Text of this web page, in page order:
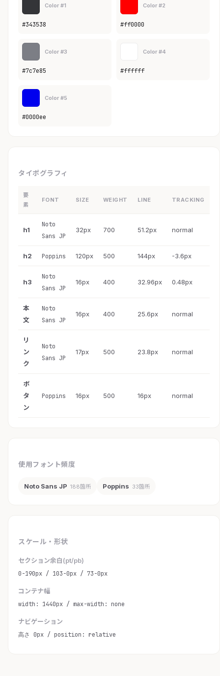
Color #1
#343538
Color #2
#ff0000
Color #3
#7c7e85
Color #4
#ffffff
Color #5
#0000ee
タイポグラフィ
要
素
FONT SIZE WEIGHT LINE TRACKING
h1
Noto
Sans JP
32px 700 51.2px normal
h2 Poppins 120px 500 144px -3.6px
h3
Noto
Sans JP
16px 400 32.96px 0.48px
本
文
Noto
Sans JP
16px 400 25.6px normal
リ
ン
ク
Noto
Sans JP
17px 500 23.8px normal
ボ
タ
ン
Poppins 16px 500 16px normal
使用フォント頻度
Noto Sans JP 188箇所 Poppins 33箇所
スケール・形状
セクション余白(pt/pb)
0-190px / 103-0px / 73-0px
コンテナ幅
width: 1440px / max-width: none
ナビゲーション
高さ 0px / position: relative